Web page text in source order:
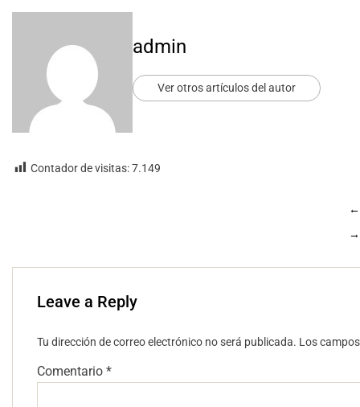
admin
Ver otros artículos del autor
Contador de visitas:7.149
←
→
Leave a Reply
Tu dirección de correo electrónico no será publicada. Los
Comentario *